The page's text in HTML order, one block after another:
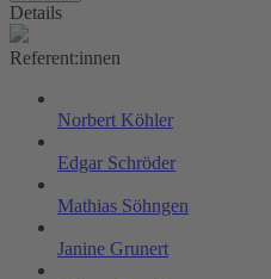
Details
Referent:innen
Norbert Köhler
Edgar Schröder
Mathias Söhngen
Janine Grunert